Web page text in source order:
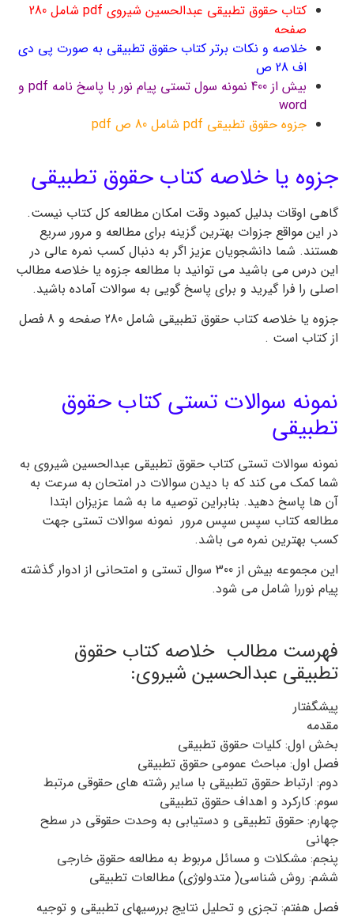
کتاب حقوق تطبیقی عبدالحسین شیروی pdf شامل 280
صفحه
خلاصه و نکات برتر کتاب حقوق تطبیقی به صورت پی دی
اف 28 ص
بیش از 400 نمونه سول تستی پیام نور با پاسخ نامه pdf و
word
جزوه حقوق تطبیقی pdf شامل 80 ص pdf
جزوه یا خلاصه کتاب حقوق تطبیقی
گاهی اوقات بدلیل کمبود وقت امکان مطالعه کل کتاب نیست.
در این مواقع جزوات بهترین گزینه برای مطالعه و مرور سریع
هستند. شما دانشجویان عزیز اگر به دنبال کسب نمره عالی در
این درس می باشید می توانید با مطالعه جزوه یا خلاصه مطالب
اصلی را فرا گیرید و برای پاسخ گویی به سوالات آماده باشید.
جزوه یا خلاصه کتاب حقوق تطبیقی شامل 280 صفحه و 8 فصل
از کتاب است .
نمونه سوالات تستی کتاب حقوق
تطبیقی
نمونه سوالات تستی کتاب حقوق تطبیقی عبدالحسین شیروی به
شما کمک می کند که با دیدن سوالات در امتحان به سرعت به
آن ها پاسخ دهید. بنابراین توصیه ما به شما عزیزان ابتدا
مطالعه کتاب سپس سپس مرور نمونه سوالات تستی جهت
کسب بهترین نمره می باشد.
این مجموعه بیش از 300 سوال تستی و امتحانی از ادوار گذشته
پیام نوررا شامل می شود.
فهرست مطالب خلاصه کتاب حقوق
تطبیقی عبدالحسین شیروی:
پیشگفتار
مقدمه
بخش اول: کلیات حقوق تطبیقی
فصل اول: مباحث عمومی حقوق تطبیقی
دوم: ارتباط حقوق تطبیقی با سایر رشته های حقوقی مرتبط
سوم: کارکرد و اهداف حقوق تطبیقی
چهارم: حقوق تطبیقی و دستیابی به وحدت حقوقی در سطح
جهانی
پنجم: مشکلات و مسائل مربوط به مطالعه حقوق خارجی
ششم: روش شناسی( متدولوژی) مطالعات تطبیقی
فصل هفتم: تجزی و تحلیل نتایج بررسیهای تطبیقی و توجیه